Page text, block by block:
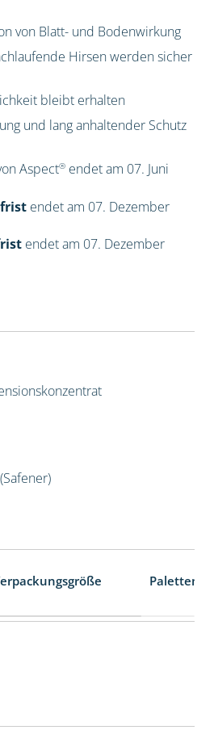
von Blatt- und Bodenwirkung
Hirsen werden sicher
bleibt erhalten
und lang anhaltender Schutz
Aspect®endet am 07. Juni
endet am 07. Dezember
endet am 07. Dezember